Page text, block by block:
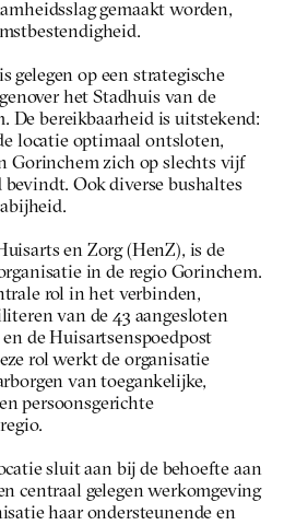
gemaakt worden,
gelegen op een strategische
het Stadhuis van de
De bereikbaarheid is uitstekend:
locatie optimaal ontsloten,
Gorinchem zich op slechts vijf
Ook diverse bushaltes
en Zorg (HenZ), is de
in de regio Gorinchem.
rol in het verbinden,
van de 43 aangesloten
de Huisartsenspoedpost
rol werkt de organisatie
van toegankelijke,
persoonsgerichte
sluit aan bij de behoefte aan
centraal gelegen werkomgeving
haar ondersteunende en